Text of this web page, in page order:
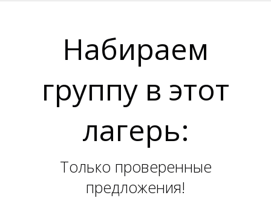
Набираем
группу в этот
лагерь:
Только проверенные
предложения!